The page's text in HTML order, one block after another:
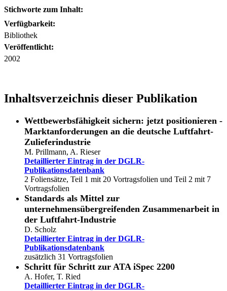
Stichworte zum Inhalt:
Verfügbarkeit:
Bibliothek
Veröffentlicht:
2002
Inhaltsverzeichnis dieser Publikation
Wettbewerbsfähigkeit sichern: jetzt positionieren -
Marktanforderungen an die deutsche Luftfahrt-
Zulieferindustrie
M. Prillmann, A. Rieser
Detaillierter Eintrag in der DGLR-
Publikationsdatenbank
2 Foliensätze, Teil 1 mit 20 Vortragsfolien und Teil 2 mit 7
Vortragsfolien
Standards als Mittel zur
unternehmensübergreifenden Zusammenarbeit in
der Luftfahrt-Industrie
D. Scholz
Detaillierter Eintrag in der DGLR-
Publikationsdatenbank
zusätzlich 31 Vortragsfolien
Schritt für Schritt zur ATA iSpec 2200
A. Hofer, T. Ried
Detaillierter Eintrag in der DGLR-